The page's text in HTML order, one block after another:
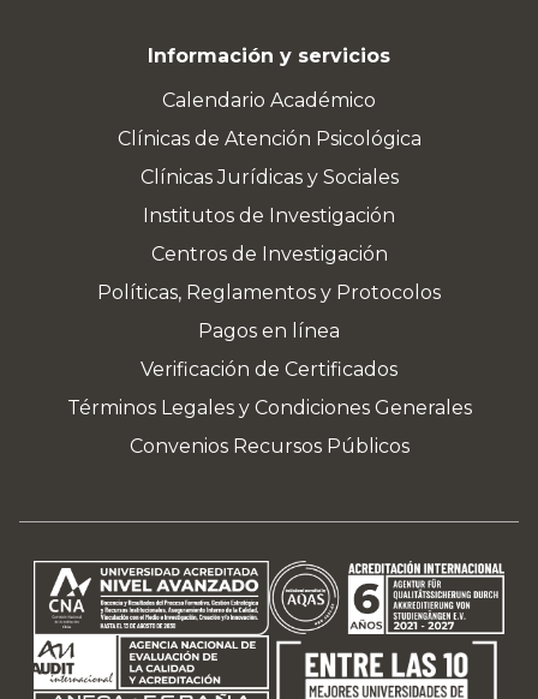
Información y servicios
Calendario Académico
Clínicas de Atención Psicológica
Clínicas Jurídicas y Sociales
Institutos de Investigación
Centros de Investigación
Políticas, Reglamentos y Protocolos
Pagos en línea
Verificación de Certificados
Términos Legales y Condiciones Generales
Convenios Recursos Públicos